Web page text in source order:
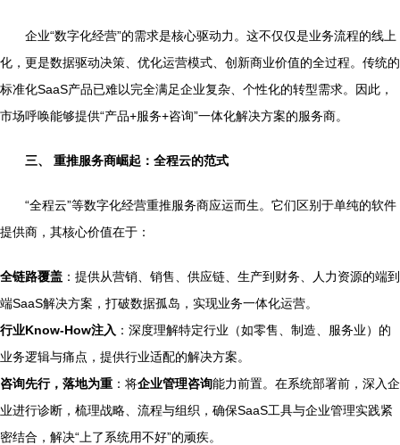
企业“数字化经营”的需求是核心驱动力。这不仅仅是业务流程的线上
化，更是数据驱动决策、优化运营模式、创新商业价值的全过程。传统的
标准化SaaS产品已难以完全满足企业复杂、个性化的转型需求。因此，
市场呼唤能够提供“产品+服务+咨询”一体化解决方案的服务商。
三、 重推服务商崛起：全程云的范式
“全程云”等数字化经营重推服务商应运而生。它们区别于单纯的软件
提供商，其核心价值在于：
全链路覆盖 ：提供从营销、销售、供应链、生产到财务、人力资源的端到
端SaaS解决方案，打破数据孤岛，实现业务一体化运营。
行业Know-How注入 ：深度理解特定行业（如零售、制造、服务业）的
业务逻辑与痛点，提供行业适配的解决方案。
咨询先行，落地为重 ：将企业管理咨询能力前置。在系统部署前，深入企
业进行诊断，梳理战略、流程与组织，确保SaaS工具与企业管理实践紧
密结合，解决“上了系统用不好”的顽疾。